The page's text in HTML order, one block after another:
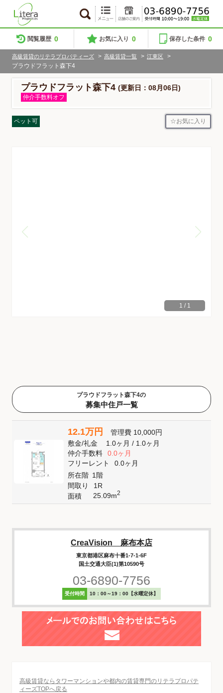
閲覧履歴 0 お気に入り 0 保存した条件 0
高級賃貸のリテラプロパティーズ > 高級賃貸一覧 > 江東区
>
プラウドフラット森下4
プラウドフラット森下4 (更新日：08月06日)
仲介手数料オフ
ペット可 お気に入り
1 / 1
プラウドフラット森下4の
募集中住戸一覧
12.1万円 管理費 10,000円
敷金/礼金 1.0ヶ月/ 1.0ヶ月
仲介手数料
0.0ヶ月
フリーレント
0.0ヶ月
所在階 1階
間取り
1R
面積
25.09m2
CreaVision 麻布本店
東京都港区麻布十番1-7-1-6F
国土交通大臣(1)第10590号
03-6890-7756
受付時間 10：00～19：00【水曜定休】
高級賃貸ならタワーマンションや都内の賃貸専門のリテラプロパテ
ィーズTOPへ戻る